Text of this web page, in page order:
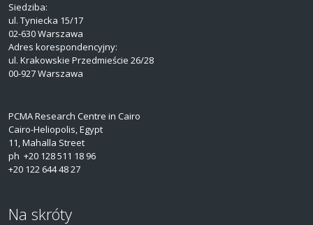
Siedziba:
ul. Tyniecka 15/17
02-630 Warszawa
Adres korespondencyjny:
ul. Krakowskie Przedmieście 26/28
00-927 Warszawa
PCMA Research Centre in Cairo
Cairo-Heliopolis, Egypt
11, Mahalla Street
ph +20 128 511 18 96
+20 122 644 48 27
Na skróty